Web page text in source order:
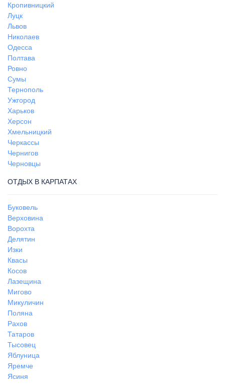
Кропивницкий
Луцк
Львов
Николаев
Одесса
Полтава
Ровно
Сумы
Тернополь
Ужгород
Харьков
Херсон
Хмельницкий
Черкассы
Чернигов
Черновцы
ОТДЫХ В КАРПАТАХ
Буковель
Верховина
Ворохта
Делятин
Изки
Квасы
Косов
Лазещина
Мигово
Микуличин
Поляна
Рахов
Татаров
Тысовец
Яблуница
Яремче
Ясиня